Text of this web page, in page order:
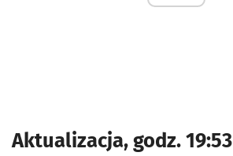
Aktualizacja, godz. 19:53